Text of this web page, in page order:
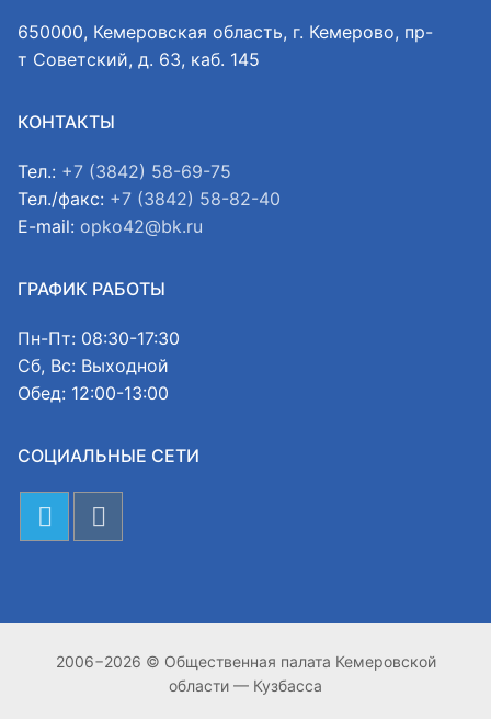
650000, Кемеровская область, г. Кемерово, пр-
т Советский, д. 63, каб. 145
КОНТАКТЫ
Тел.: +7 (3842) 58-69-75
Тел./факс: +7 (3842) 58-82-40
E-mail: opko42@bk.ru
ГРАФИК РАБОТЫ
Пн-Пт: 08:30-17:30
Сб, Вс: Выходной
Обед: 12:00-13:00
СОЦИАЛЬНЫЕ СЕТИ
2006−2026 © Общественная палата Кемеровской
области — Кузбасса